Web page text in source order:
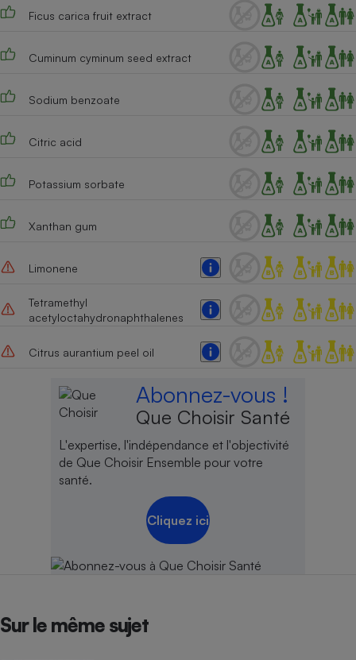
Ficus carica fruit extract
Cuminum cyminum seed extract
Sodium benzoate
Citric acid
Potassium sorbate
Xanthan gum
Limonene
Tetramethyl
acetyloctahydronaphthalenes
Citrus aurantium peel oil
Abonnez-vous !
Que Choisir Santé
L'expertise, l'indépendance et l'objectivité
de Que Choisir Ensemble pour votre
santé.
Cliquez ici
Sur le même sujet